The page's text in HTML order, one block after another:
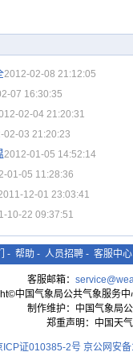
2012-02-08 21:12:05
07 16:30:35
02-04 21:20:31
02-03 21:20:23
2012-01-05 14:52:14
01-05 11:28:36
12-01 23:03:41
10-22 09:37:51
- 帮助 - 人员招聘 - 客服中心
客服邮箱：
中国气象局公共气象服务
制作维护：中国气象局
郑重声明：中国天
ICP证010385-2号 京公网安